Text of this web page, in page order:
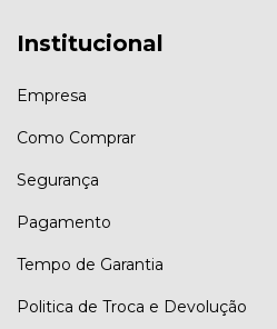
Institucional
Empresa
Como Comprar
Segurança
Pagamento
Tempo de Garantia
Politica de Troca e Devolução